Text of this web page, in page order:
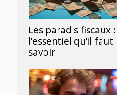
Les paradis fiscaux :
l’essentiel qu’il faut
savoir